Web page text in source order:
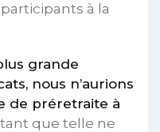
à la
grande
nous n’aurions
de préretraite à
tant que telle ne